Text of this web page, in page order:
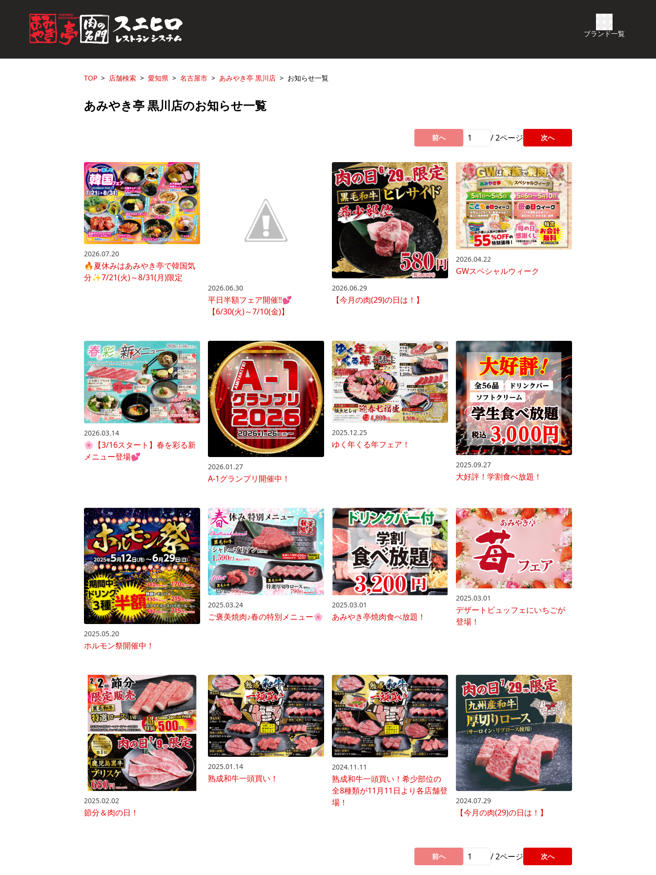
ブランド一覧
TOP 店舗検索 愛知県 名古屋市 あみやき亭 黒川店 お知らせ一覧
あみやき亭 黒川店のお知らせ一覧
前へ /2ページ 次へ
2026.07.20
🔥夏休みはあみやき亭で韓国気
分✨7/21(火)～8/31(月)限定
2026.06.30
平日半額フェア開催‼💕
【6/30(火)～7/10(金)】
2026.06.29
【今月の肉(29)の日は！】
2026.04.22
GWスペシャルウィーク
2026.03.14
🌸【3/16スタート】春を彩る新
メニュー登場💕
2026.01.27
A-1グランプリ開催中！
2025.12.25
ゆく年くる年フェア！
2025.09.27
大好評！学割食べ放題！
2025.05.20
ホルモン祭開催中！
2025.03.24
ご褒美焼肉♪春の特別メニュー🌸
2025.03.01
あみやき亭焼肉食べ放題！
2025.03.01
デザートビュッフェにいちごが
登場！
2025.02.02
節分＆肉の日！
2025.01.14
熟成和牛一頭買い！
2024.11.11
熟成和牛一頭買い！希少部位の
全8種類が11月11日より各店舗登
場！
2024.07.29
【今月の肉(29)の日は！】
前へ /2ページ 次へ